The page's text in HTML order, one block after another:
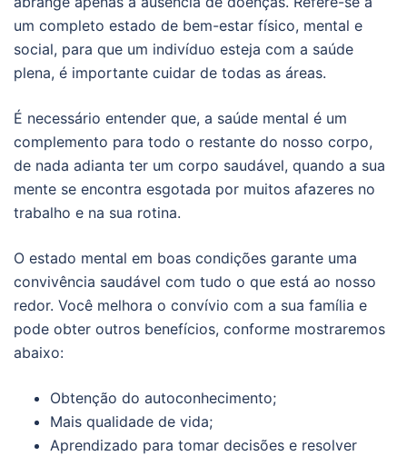
um completo estado de bem-estar físico, mental e
social, para que um indivíduo esteja com a saúde
plena, é importante cuidar de todas as áreas.
É necessário entender que, a saúde mental é um
complemento para todo o restante do nosso corpo,
de nada adianta ter um corpo saudável, quando a sua
mente se encontra esgotada por muitos afazeres no
trabalho e na sua rotina.
O estado mental em boas condições garante uma
convivência saudável com tudo o que está ao nosso
redor. Você melhora o convívio com a sua família e
pode obter outros benefícios, conforme mostraremos
abaixo:
Obtenção do autoconhecimento;
Mais qualidade de vida;
Aprendizado para tomar decisões e resolver